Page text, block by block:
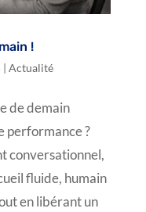
!
| Actualité
de demain
performance ?
conversationnel,
fluide, humain
en libérant un